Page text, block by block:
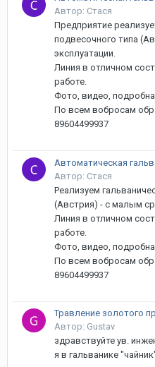
Автор: Стася
Предприятие
подвесочного типа
эксплуатации.
Линия в отличном
работе.
Фото, видео,
По всем вобросам
89604499937
Автор: Стася
Реализуем
(Австрия) - с малым
Линия в отличном
работе.
Фото, видео,
По всем вобросам
89604499937
Травление золотого
Автор: Gustav
здравствуйте ув.
я в гальванике